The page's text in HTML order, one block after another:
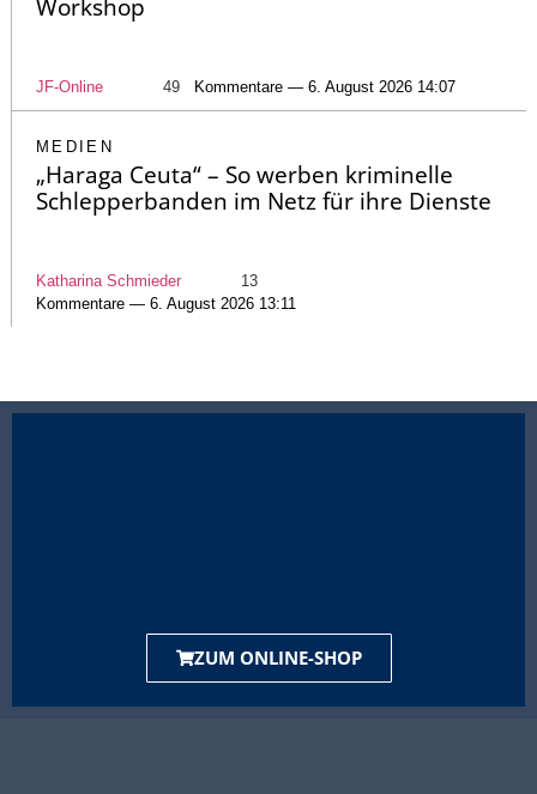
Workshop
JF-Online 49 Kommentare — 6. August 2026 14:07
MEDIEN
„Haraga Ceuta“ – So werben kriminelle
Schlepperbanden im Netz für ihre Dienste
Katharina Schmieder
13
Kommentare — 6. August 2026 13:11
ZUM ONLINE-SHOP